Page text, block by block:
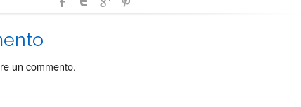
un commento.